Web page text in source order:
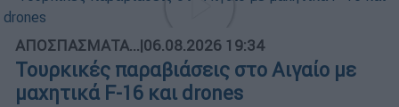
ΑΠΟΣΠΑΣΜΑΤΑ...|06.08.2026 19:34
Τουρκικές παραβιάσεις στο Αιγαίο με
μαχητικά F-16 και drones